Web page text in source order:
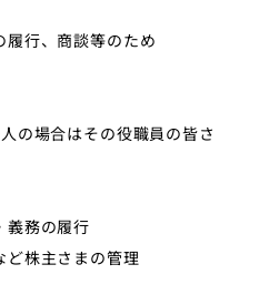
履⾏、商談等のため
の場合はその役職員の皆さ
義務の履⾏
ど株主さまの管理